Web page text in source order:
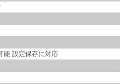
能 設定保存に対応